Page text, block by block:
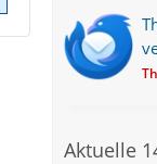
Aktuelle